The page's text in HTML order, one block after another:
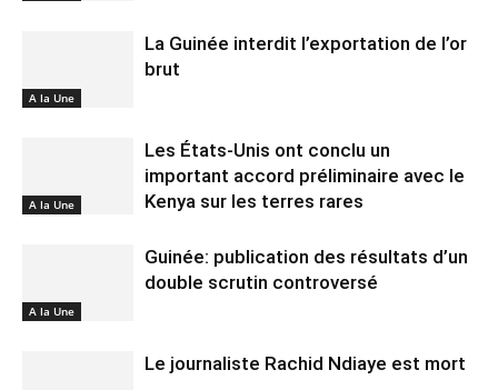
A la Une
La Guinée interdit l’exportation de l’or
brut
A la Une
Les États-Unis ont conclu un
important accord préliminaire avec le
Kenya sur les terres rares
A la Une
Guinée: publication des résultats d’un
double scrutin controversé
Le journaliste Rachid Ndiaye est mort